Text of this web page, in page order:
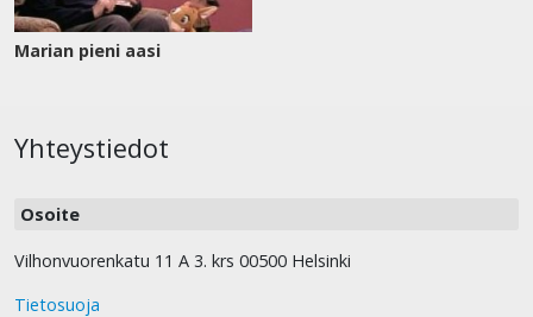
Marian pieni aasi
Yhteystiedot
Osoite
Vilhonvuorenkatu 11 A 3. krs 00500 Helsinki
Tietosuoja